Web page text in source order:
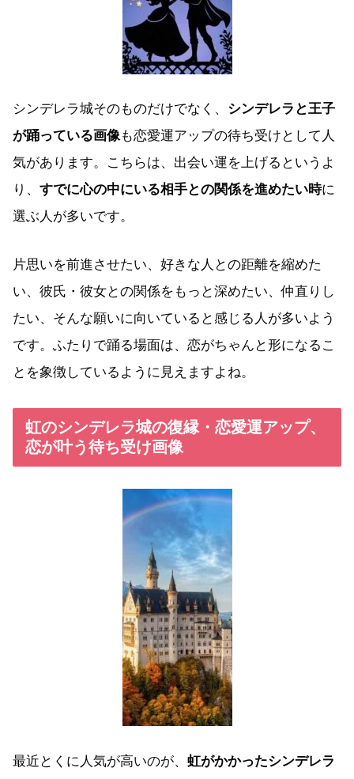
シンデレラ城そのものだけでなく、 シンデレラと王子
が踊っている画像も恋愛運アップの待ち受けとして人
気があります。こちらは、出会い運を上げるというよ
り、 すでに心の中にいる相手との関係を進めたい時に
選ぶ人が多いです。
片思いを前進させたい、好きな人との距離を縮めた
い、彼氏・彼女との関係をもっと深めたい、仲直りし
たい、そんな願いに向いていると感じる人が多いよう
です。ふたりで踊る場面は、恋がちゃんと形になるこ
とを象徴しているように見えますよね。
虹のシンデレラ城の復縁・恋愛運アップ、
恋が叶う待ち受け画像
最近とくに人気が高いのが、 虹がかかったシンデレラ